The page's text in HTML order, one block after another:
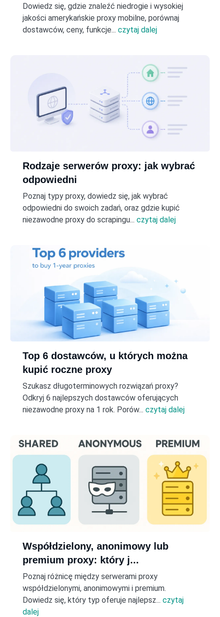
Dowiedz się, gdzie znaleźć niedrogie i wysokiej
jakości amerykańskie proxy mobilne, porównaj
dostawców, ceny, funkcje... czytaj dalej
Rodzaje serwerów proxy: jak wybrać
odpowiedni
Poznaj typy proxy, dowiedz się, jak wybrać
odpowiedni do swoich zadań, oraz gdzie kupić
niezawodne proxy do scrapingu... czytaj dalej
Top 6 dostawców, u których można
kupić roczne proxy
Szukasz długoterminowych rozwiązań proxy?
Odkryj 6 najlepszych dostawców oferujących
niezawodne proxy na 1 rok. Porów... czytaj dalej
Współdzielony, anonimowy lub
premium proxy: który j...
Poznaj różnicę między serwerami proxy
współdzielonymi, anonimowymi i premium.
Dowiedz się, który typ oferuje najlepsz... czytaj
dalej